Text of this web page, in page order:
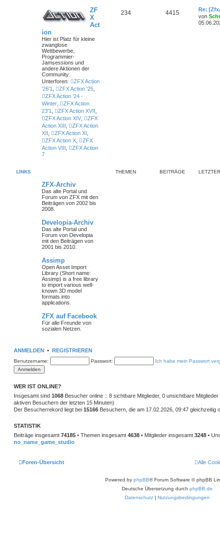
ZF
X
Act
ion
Hier ist Platz für kleine
zwanglose
Wettbewerbe,
Programmier-
Jamsessions und
andere Aktionen der
Community.
Unterforen:
ZFX Action
'26'1
ZFX Action '25
ZFX Action '24 -
Winter
ZFX Action
23'1
ZFX Action XVII
ZFX Action XIV
ZFX
Action XIII
ZFX Action
XII
ZFX Action XI
ZFX Action X
ZFX
Action VIII
ZFX Action
7
234 4415
Re:
von
LINKS THEMEN BEITRÄGE
ZFX-Archiv
Das alte Portal und
Forum von ZFX mit den
Beiträgen von 2002 bis
2008.
Developia-Archiv
Das alte Portal und
Forum von Developia
mit den Beiträgen von
2001 bis 2010.
Assimp
Open Asset Import
Library (Short name:
Assimp) is a free library
to import various well-
known 3D model
formats into
applications.
ZFX auf Facebook
Für alle Freunde von
sozialen Netzen.
ANMELDEN • REGISTRIEREN
Benutzername: Passwort: Ich habe mein Passwort
WER IST ONLINE?
Insgesamt sind 1068 Besucher online :: 8 sichtbare Mitglieder, 0 unsichtbare
aktiven Besuchern der letzten 15 Minuten)
Der Besucherrekord liegt bei 15166 Besuchern, die am 17.02.2026, 09:47 gleichzeitig
STATISTIK
Beiträge insgesamt 74185 • Themen insgesamt 4638 • Mitglieder insgesamt 3248 •
no_name_game_studio
Foren-Übersicht Alle
Powered by phpBB® Forum Software © phpBB
Deutsche Übersetzung durch phpBB.de
Datenschutz | Nutzungsbedingungen